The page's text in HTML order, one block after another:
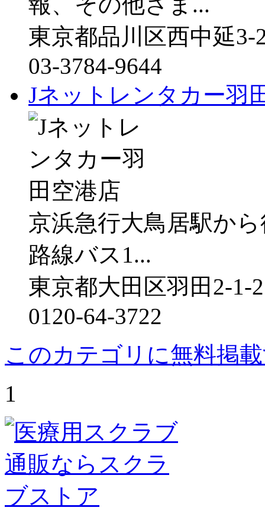
東京都品川区西中延3-
03-3784-9644
Jネットレンタカー羽
京浜急行大鳥居駅か
路線バス1...
東京都大田区羽田2-1-2
0120-64-3722
このカテゴリに無料掲
1